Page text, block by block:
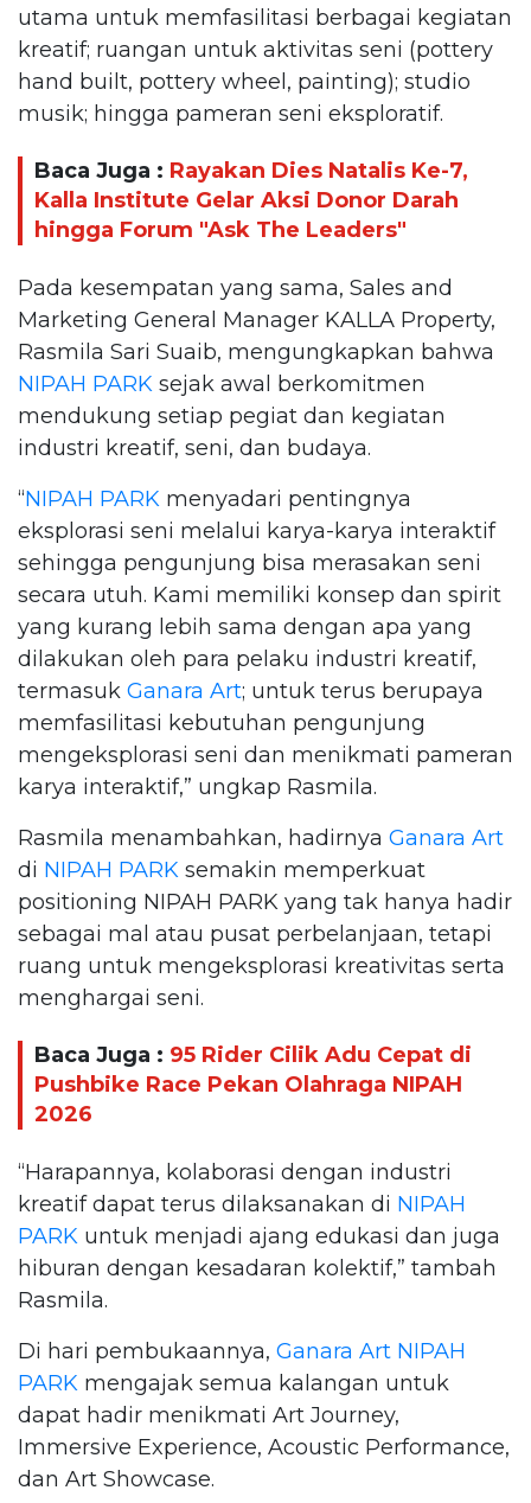
utama untuk memfasilitasi berbagai kegiatan
kreatif; ruangan untuk aktivitas seni (pottery
hand built, pottery wheel, painting); studio
musik; hingga pameran seni eksploratif.
Baca Juga : Rayakan Dies Natalis Ke-7,
Kalla Institute Gelar Aksi Donor Darah
hingga Forum "Ask The Leaders"
Pada kesempatan yang sama, Sales and
Marketing General Manager KALLA Property,
Rasmila Sari Suaib, mengungkapkan bahwa
NIPAH PARK sejak awal berkomitmen
mendukung setiap pegiat dan kegiatan
industri kreatif, seni, dan budaya.
“NIPAH PARK menyadari pentingnya
eksplorasi seni melalui karya-karya interaktif
sehingga pengunjung bisa merasakan seni
secara utuh. Kami memiliki konsep dan spirit
yang kurang lebih sama dengan apa yang
dilakukan oleh para pelaku industri kreatif,
termasuk Ganara Art; untuk terus berupaya
memfasilitasi kebutuhan pengunjung
mengeksplorasi seni dan menikmati pameran
karya interaktif,” ungkap Rasmila.
Rasmila menambahkan, hadirnya Ganara Art
di NIPAH PARK semakin memperkuat
positioning NIPAH PARK yang tak hanya hadir
sebagai mal atau pusat perbelanjaan, tetapi
ruang untuk mengeksplorasi kreativitas serta
menghargai seni.
Baca Juga : 95 Rider Cilik Adu Cepat di
Pushbike Race Pekan Olahraga NIPAH
2026
“Harapannya, kolaborasi dengan industri
kreatif dapat terus dilaksanakan di NIPAH
PARK untuk menjadi ajang edukasi dan juga
hiburan dengan kesadaran kolektif,” tambah
Rasmila.
Di hari pembukaannya, Ganara Art NIPAH
PARK mengajak semua kalangan untuk
dapat hadir menikmati Art Journey,
Immersive Experience, Acoustic Performance,
dan Art Showcase.